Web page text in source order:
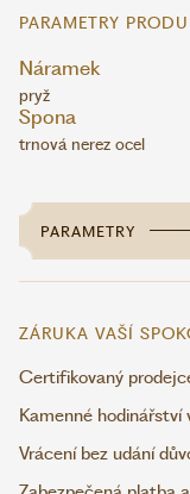
PARAMETRY
Náramek
pryž
Spona
trnová nerez ocel
PARAMETRY
ZÁRUKA VAŠÍ
Certifikovaný
Kamenné hodinářství
Vrácení bez udání